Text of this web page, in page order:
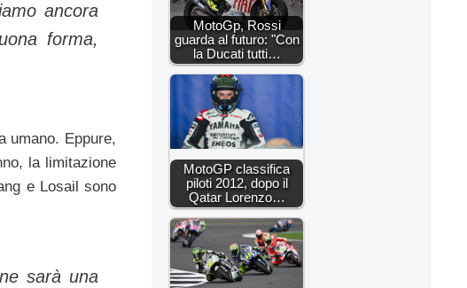
ancora
forma,
umano. Eppure,
la limitazione
e Losail sono
sarà una
MotoGp, Rossi
guarda al futuro: "Con
la Ducati tutti…
MotoGP classifica
piloti 2012, dopo il
Qatar Lorenzo…